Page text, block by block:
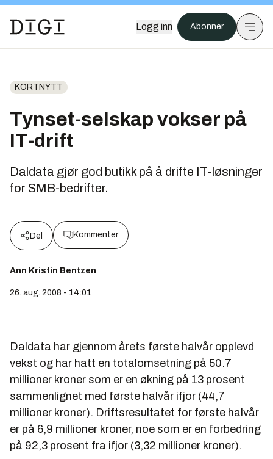
Logg inn Abonner
KORTNYTT
Tynset-selskap vokser på
IT-drift
Daldata gjør god butikk på å drifte IT-løsninger
for SMB-bedrifter.
Del Kommenter
Ann Kristin Bentzen
26. aug. 2008 - 14:01
Daldata har gjennom årets første halvår opplevd
vekst og har hatt en totalomsetning på 50.7
millioner kroner som er en økning på 13 prosent
sammenlignet med første halvår ifjor (44,7
millioner kroner). Driftsresultatet for første halvår
er på 6,9 millioner kroner, noe som er en forbedring
på 92,3 prosent fra ifjor (3,32 millioner kroner).